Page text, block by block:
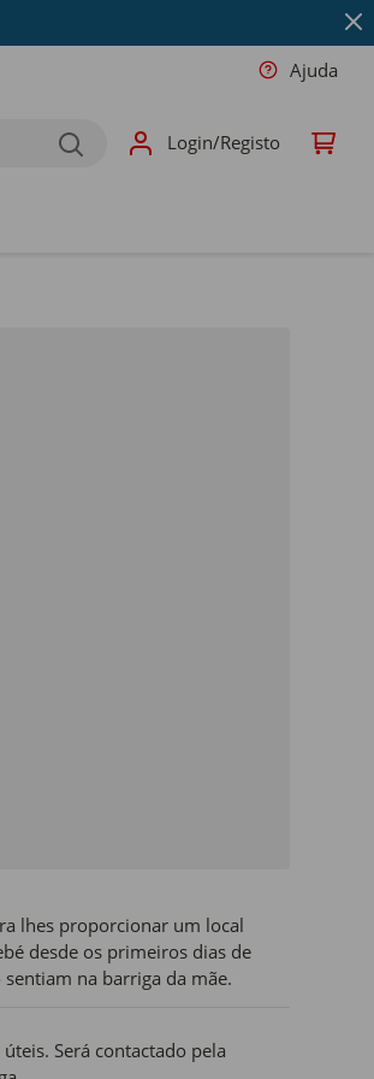
Ajuda
Login/Registo
lhes proporcionar um local
desde os primeiros dias de
na barriga da mãe.
Será contactado pela